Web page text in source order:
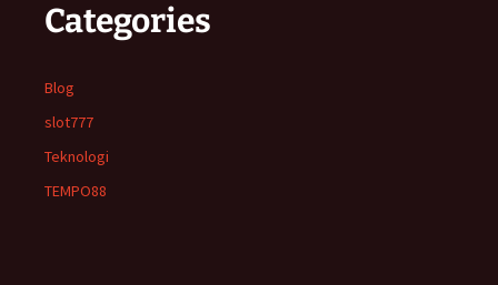
Categories
Blog
slot777
Teknologi
TEMPO88